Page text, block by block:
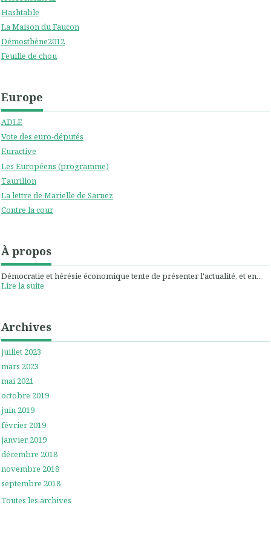
Hashtable
La Maison du Faucon
Démosthène2012
Feuille de chou
Europe
ADLE
Vote des euro-députés
Euractive
Les Européens (programme)
Taurillon
La lettre de Marielle de Sarnez
Contre la cour
À propos
Démocratie et hérésie économique tente de présenter l'actualité, et en...
Lire la suite
Archives
juillet 2023
mars 2023
mai 2021
octobre 2019
juin 2019
février 2019
janvier 2019
décembre 2018
novembre 2018
septembre 2018
Toutes les archives